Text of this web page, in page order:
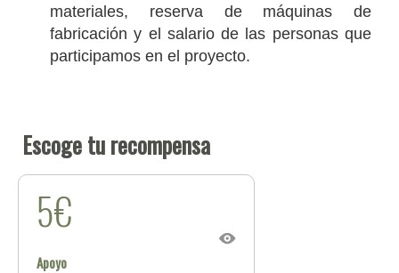
materiales, reserva de máquinas de
fabricación y el salario de las personas que
participamos en el proyecto.
Escoge tu recompensa
5€
Apoyo